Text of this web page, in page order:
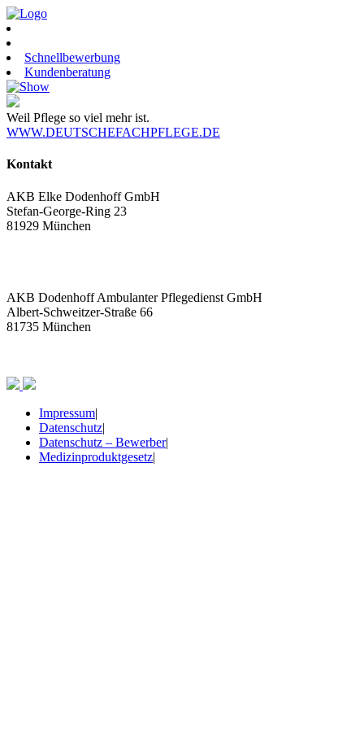
Schnellbewerbung
Kundenberatung
Weil Pflege so viel mehr ist.
WWW.DEUTSCHEFACHPFLEGE.DE
Kontakt
AKB Elke Dodenhoff GmbH
Stefan-George-Ring 23
81929 München
AKB Dodenhoff Ambulanter Pflegedienst GmbH
Albert-Schweitzer-Straße 66
81735 München
Impressum|
Datenschutz|
Datenschutz – Bewerber|
Medizinproduktgesetz|